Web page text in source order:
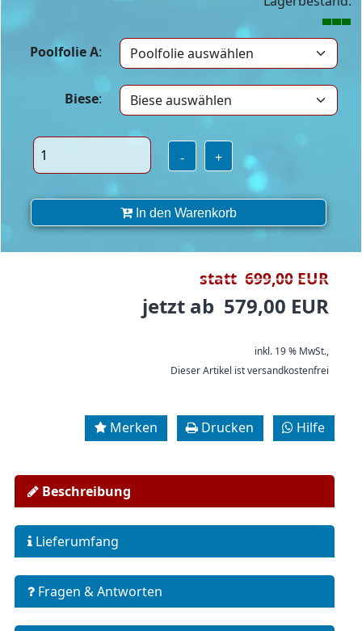
Poolfolie A:
Biese:
- +
In den Warenkorb
statt 699,00 EUR
jetzt ab 579,00 EUR
inkl. 19 % MwSt.,
Dieser Artikel ist versandkostenfrei
Merken Drucken Hilfe
Beschreibung
Lieferumfang
Fragen & Antworten